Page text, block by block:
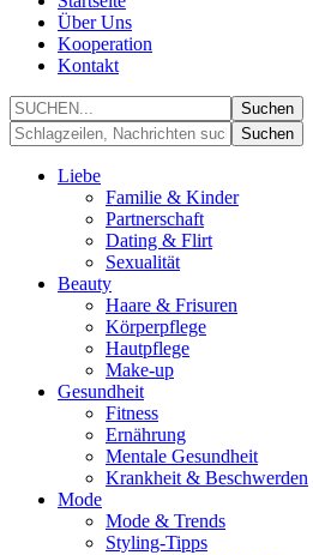
Über Uns
Kooperation
Kontakt
Liebe
Familie & Kinder
Partnerschaft
Dating & Flirt
Sexualität
Beauty
Haare & Frisuren
Körperpflege
Hautpflege
Make-up
Gesundheit
Fitness
Ernährung
Mentale Gesundheit
Krankheit & Beschwerden
Mode
Mode & Trends
Styling-Tipps